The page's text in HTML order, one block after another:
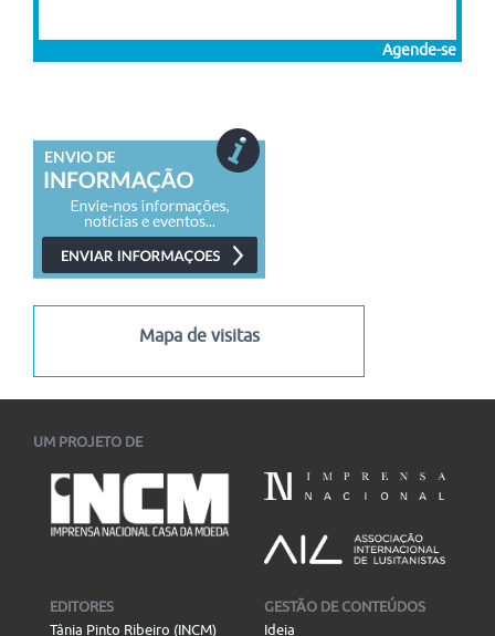
Agende-se
Mapa de visitas
UM PROJETO DE
EDITORES
Tânia Pinto Ribeiro (INCM)
GESTÃO DE CONTEÚDOS
Ideia